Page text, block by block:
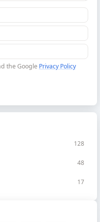
128
48
17
the Google Privacy Policy